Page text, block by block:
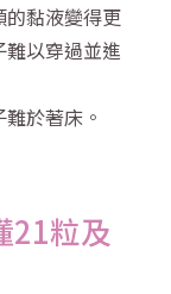
的黏液變得更
以穿過並進
於著床。
21粒及